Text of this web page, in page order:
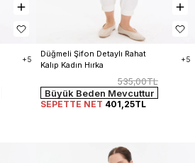
+5
Düğmeli Şifon Detaylı Rahat
Kalıp Kadın Hırka
+5
535,00TL
Büyük Beden Mevcuttur
SEPETTE NET 401,25TL